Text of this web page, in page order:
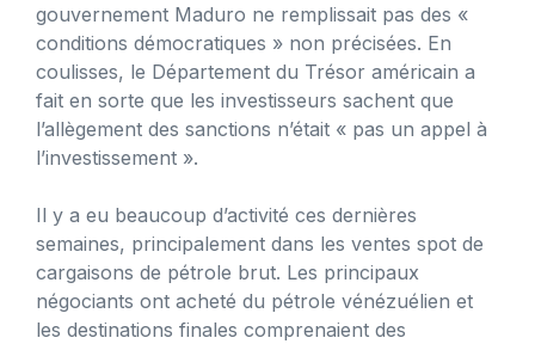
gouvernement Maduro ne remplissait pas des «
conditions démocratiques » non précisées. En
coulisses, le Département du Trésor américain a
fait en sorte que les investisseurs sachent que
l’allègement des sanctions n’était « pas un appel à
l’investissement ».
Il y a eu beaucoup d’activité ces dernières
semaines, principalement dans les ventes spot de
cargaisons de pétrole brut. Les principaux
négociants ont acheté du pétrole vénézuélien et
les destinations finales comprenaient des